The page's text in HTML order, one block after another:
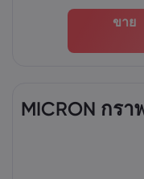
ขาย
MICRON กรา